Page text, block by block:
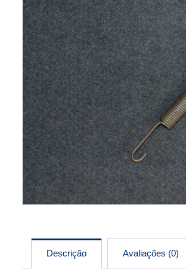
Descrição Avaliações (0)